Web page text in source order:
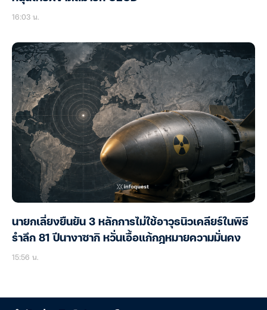
16:03 น.
นายกเลี่ยงยืนยัน 3 หลักการไม่ใช้อาวุธนิวเคลียร์ในพิธี
รำลึก 81 ปีนางาซากิ หวั่นเอื้อแก้กฎหมายความมั่นคง
15:56 น.